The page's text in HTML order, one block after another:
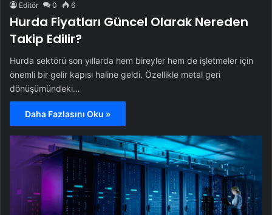
Editör 0 6
Hurda Fiyatları Güncel Olarak Nereden
Takip Edilir?
Hurda sektörü son yıllarda hem bireyler hem de işletmeler için
önemli bir gelir kapısı haline geldi. Özellikle metal geri
dönüşümündeki…
Daha Fazlasını Oku »